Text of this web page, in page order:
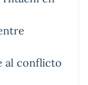
al conflicto